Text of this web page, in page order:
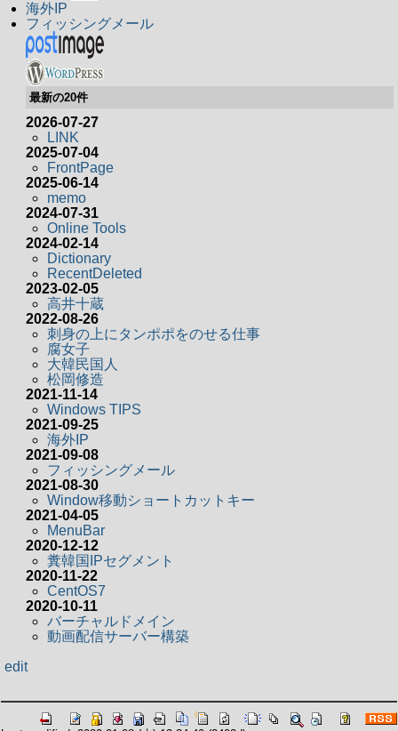
海外IP
フィッシングメール
最新の20件
2026-07-27
LINK
2025-07-04
FrontPage
2025-06-14
memo
2024-07-31
Online Tools
2024-02-14
Dictionary
RecentDeleted
2023-02-05
高井十蔵
2022-08-26
刺身の上にタンポポをのせる仕事
腐女子
大韓民国人
松岡修造
2021-11-14
Windows TIPS
2021-09-25
海外IP
2021-09-08
フィッシングメール
2021-08-30
Window移動ショートカットキー
2021-04-05
MenuBar
2020-12-12
糞韓国IPセグメント
2020-11-22
CentOS7
2020-10-11
バーチャルドメイン
動画配信サーバー構築
edit